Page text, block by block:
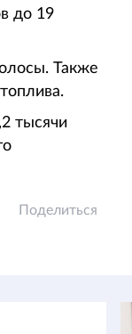
до 19
Также
тысячи
Поделиться